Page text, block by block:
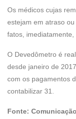
Os médicos cujas
estejam em atraso
fatos, imediatamente,
O Devedômetro é
desde janeiro de
com os pagamentos
contabilizar 31.
Fonte: